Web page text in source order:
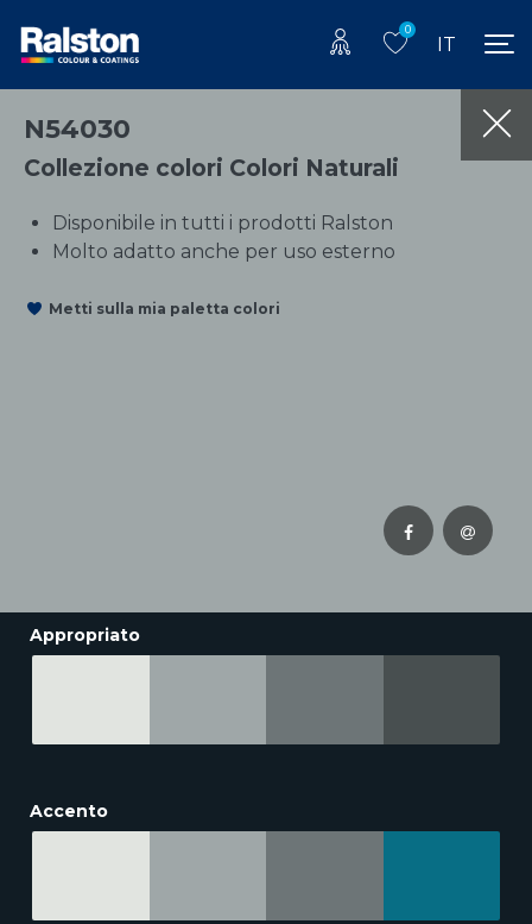
0
IT
N54030
Collezione colori Colori Naturali
Disponibile in tutti i prodotti Ralston
Molto adatto anche per uso esterno
Metti sulla mia paletta colori
Appropriato
Accento